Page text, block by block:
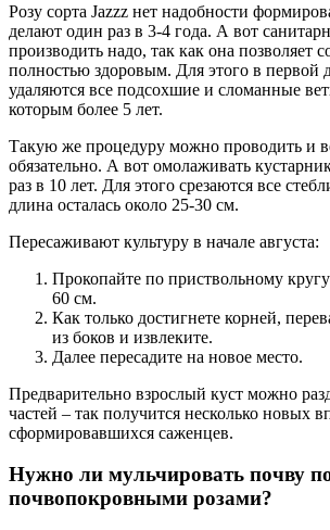
Розу сорта Jazzz нет надобности
делают один раз в 3-4 года. А вот
производить надо, так как она позволяет
полностью здоровым. Для этого в первой
удаляются все подсохшие и сломанные
которым более 5 лет.
Такую же процедуру можно проводить и
обязательно. А вот омолаживать
раз в 10 лет. Для этого срезаются все
длина осталась около 25-30 см.
Пересаживают культуру в начале августа:
Прокопайте по приствольному
60 см.
Как только достигнете корней,
из боков и извлеките.
Далее пересадите на новое место.
Предварительно взрослый куст можно
частей – так получится несколько новых
сформировавшихся саженцев.
Нужно ли мульчировать почву
почвопокровными розами?